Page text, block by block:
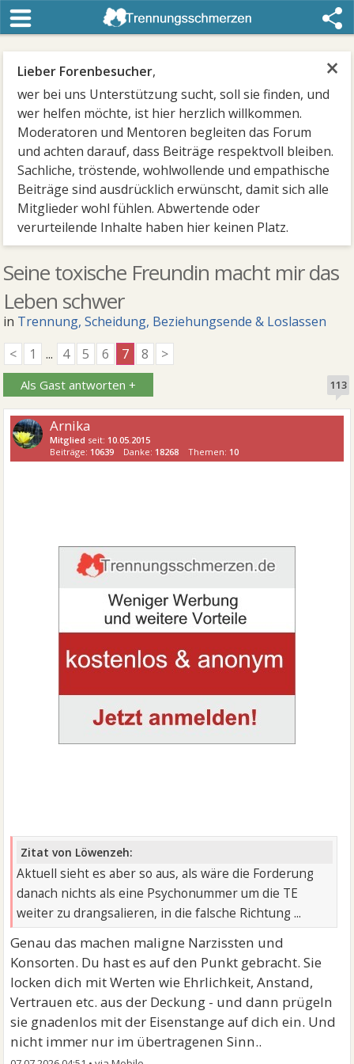
×
Lieber Forenbesucher,
wer bei uns Unterstützung sucht, soll sie finden, und
wer helfen möchte, ist hier herzlich willkommen.
Moderatoren und Mentoren begleiten das Forum
und achten darauf, dass Beiträge respektvoll bleiben.
Sachliche, tröstende, wohlwollende und empathische
Beiträge sind ausdrücklich erwünscht, damit sich alle
Mitglieder wohl fühlen. Abwertende oder
verurteilende Inhalte haben hier keinen Platz.
Seine toxische Freundin macht mir das
Leben schwer
in Trennung, Scheidung, Beziehungsende & Loslassen
<
1 ... 4 5 6 7 8 >
Als Gast antworten + 113
Arnika
Mitglied seit: 10.05.2015
Beiträge: 10639 Danke: 18268 Themen: 10
Zitat von Löwenzeh:
Aktuell sieht es aber so aus, als wäre die Forderung
danach nichts als eine Psychonummer um die TE
weiter zu drangsalieren, in die falsche Richtung ...
Genau das machen maligne Narzissten und
Konsorten. Du hast es auf den Punkt gebracht. Sie
locken dich mit Werten wie Ehrlichkeit, Anstand,
Vertrauen etc. aus der Deckung - und dann prügeln
sie gnadenlos mit der Eisenstange auf dich ein. Und
nicht immer nur im übertragenen Sinn..